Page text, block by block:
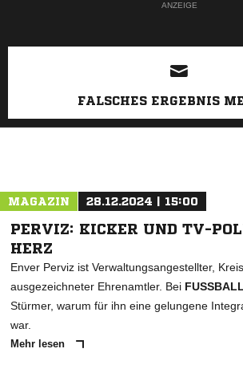
ANZEIGE
FALSCHES ERGEBNIS
MAGAZIN 28.12.2024 | 15:00
PERVIZ: KICKER UND TV-
HERZ
Enver Perviz ist Verwaltungsangestellter,
ausgezeichneter Ehrenamtler. Bei
Stürmer, warum für ihn eine gelungene
war.
Mehr lesen